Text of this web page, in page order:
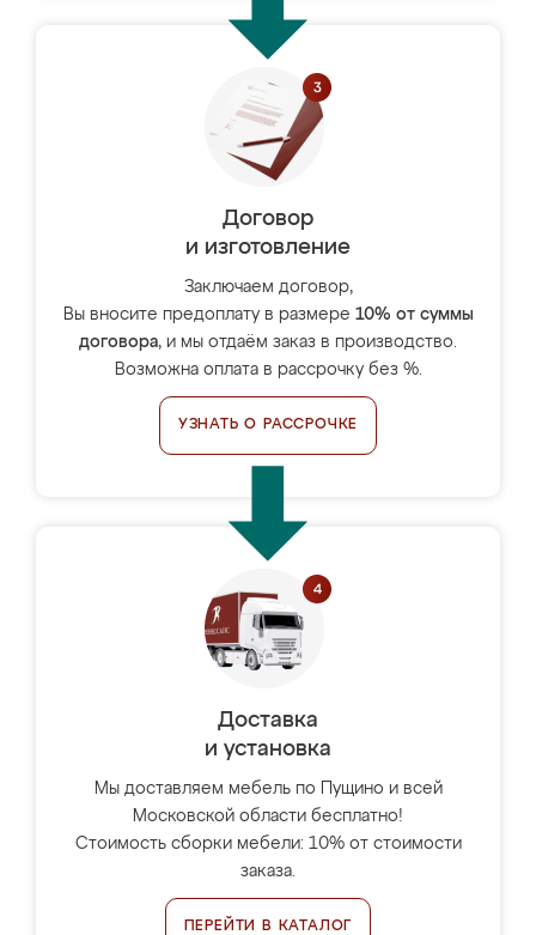
Договор
и изготовление
Заключаем договор,
Вы вносите предоплату в размере 10% от суммы
договора, и мы отдаём заказ в производство.
Возможна оплата в рассрочку без %.
УЗНАТЬ О РАССРОЧКЕ
Доставка
и установка
Мы доставляем мебель по Пущино и всей
Московской области бесплатно!
Стоимость сборки мебели: 10% от стоимости
заказа.
ПЕРЕЙТИ В КАТАЛОГ